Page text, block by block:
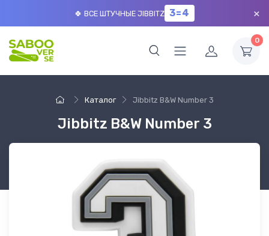
🍀 ВСЕ ШТУЧНЫЕ JIBBITZ 3=4 ×
0
Каталог Jibbitz B&W Number 3
Jibbitz B&W Number 3